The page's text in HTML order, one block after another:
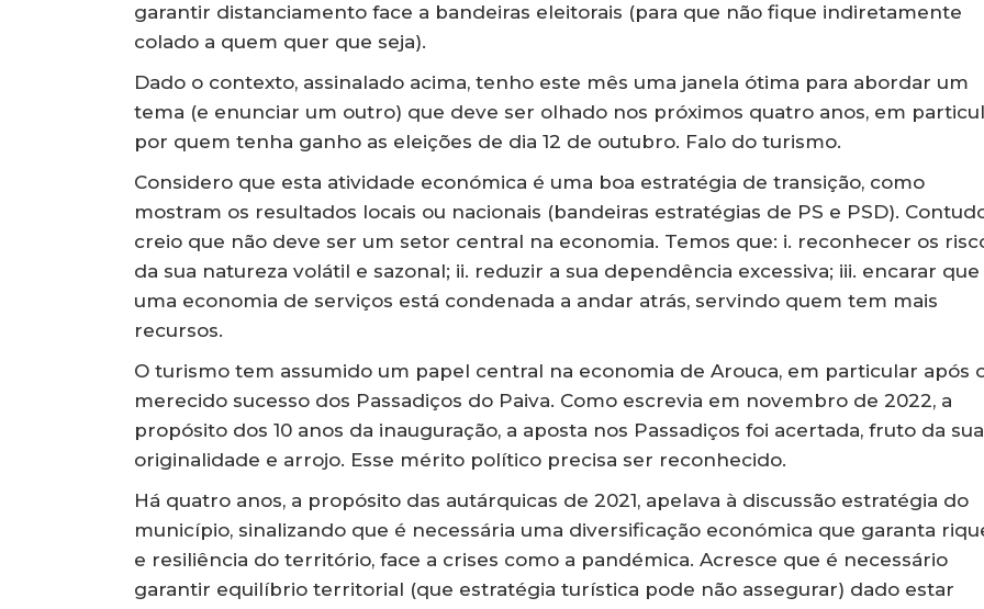
garantir distanciamento face a bandeiras eleitorais (para que não fique indiretamente
colado a quem quer que seja).
Dado o contexto, assinalado acima, tenho este mês uma janela ótima para abordar um
tema (e enunciar um outro) que deve ser olhado nos próximos quatro anos, em
por quem tenha ganho as eleições de dia 12 de outubro. Falo do turismo.
Considero que esta atividade económica é uma boa estratégia de transição, como
mostram os resultados locais ou nacionais (bandeiras estratégias de PS e PSD).
creio que não deve ser um setor central na economia. Temos que: i. reconhecer os
da sua natureza volátil e sazonal; ii. reduzir a sua dependência excessiva; iii. encarar que
uma economia de serviços está condenada a andar atrás, servindo quem tem mais
recursos.
O turismo tem assumido um papel central na economia de Arouca, em particular após
merecido sucesso dos Passadiços do Paiva. Como escrevia em novembro de 2022, a
propósito dos 10 anos da inauguração, a aposta nos Passadiços foi acertada, fruto da sua
originalidade e arrojo. Esse mérito político precisa ser reconhecido.
Há quatro anos, a propósito das autárquicas de 2021, apelava à discussão estratégia do
município, sinalizando que é necessária uma diversificação económica que garanta
e resiliência do território, face a crises como a pandémica. Acresce que é necessário
garantir equilíbrio territorial (que estratégia turística pode não assegurar) dado estar